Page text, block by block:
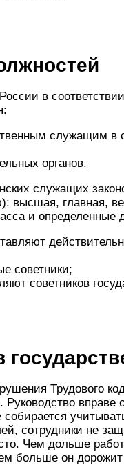
в
служащим в
органов.
служащих
высшая, главная,
и определенные
советники;
советников
Трудового
вправе
собирается
сотрудники не
Чем дольше
больше он